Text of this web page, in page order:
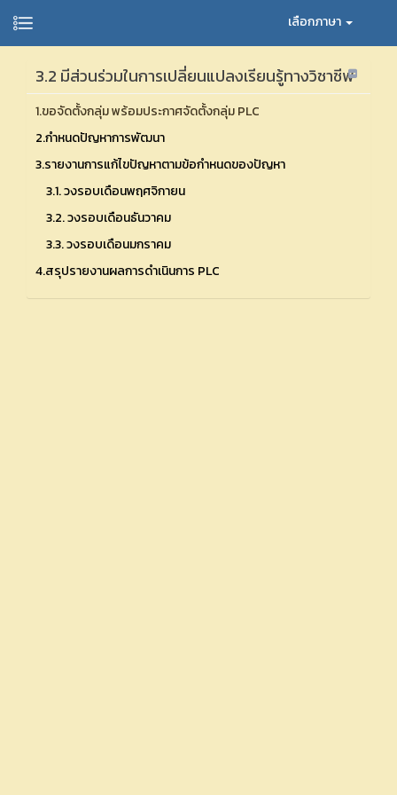
เลือกภาษา
3.2 มีส่วนร่วมในการเปลี่ยนแปลงเรียนรู้ทางวิชาชีพ
1.ขอจัดตั้งกลุ่ม พร้อมประกาศจัดตั้งกลุ่ม PLC
2.กำหนดปัญหาการพัฒนา
3.รายงานการแก้ไขปัญหาตามข้อกำหนดของปัญหา
3.1. วงรอบเดือนพฤศจิกายน
3.2. วงรอบเดือนธันวาคม
3.3. วงรอบเดือนมกราคม
4.สรุปรายงานผลการดำเนินการ PLC